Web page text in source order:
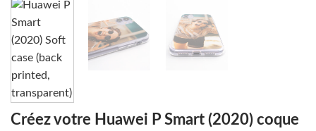
Créez votre Huawei P Smart (2020) coque